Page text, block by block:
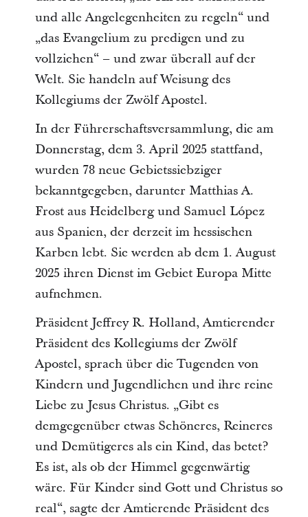
und alle Angelegenheiten zu regeln“ und
„das Evangelium zu predigen und zu
vollziehen“ – und zwar überall auf der
Welt. Sie handeln auf Weisung des
Kollegiums der Zwölf Apostel.
In der Führerschaftsversammlung, die am
Donnerstag, dem 3. April 2025 stattfand,
wurden 78 neue Gebietssiebziger
bekanntgegeben, darunter Matthias A.
Frost aus Heidelberg und Samuel López
aus Spanien, der derzeit im hessischen
Karben lebt. Sie werden ab dem 1. August
2025 ihren Dienst im Gebiet Europa Mitte
aufnehmen.
Präsident Jeffrey R. Holland, Amtierender
Präsident des Kollegiums der Zwölf
Apostel, sprach über die Tugenden von
Kindern und Jugendlichen und ihre reine
Liebe zu Jesus Christus. „Gibt es
demgegenüber etwas Schöneres, Reineres
und Demütigeres als ein Kind, das betet?
Es ist, als ob der Himmel gegenwärtig
wäre. Für Kinder sind Gott und Christus so
real“, sagte der Amtierende Präsident des